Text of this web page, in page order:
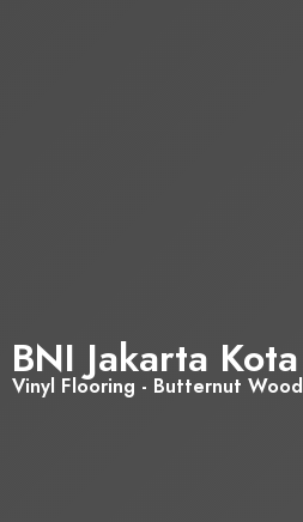
BNI Jakarta Kota
Vinyl Flooring - Butternut Wood